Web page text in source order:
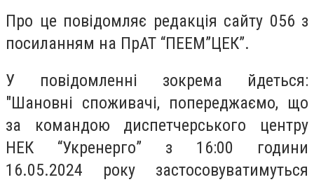
Про це повідомляє редакція сайту 056 з
посиланням на ПрАТ “ПЕЕМ”ЦЕК”.
У повідомленні зокрема йдеться:
"Шановні споживачі, попереджаємо, що
за командою диспетчерського центру
НЕК “Укренерго” з 16:00 години
16.05.2024 року застосовуватимуться